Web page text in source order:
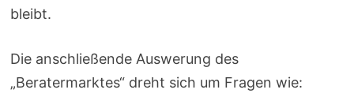
bleibt.
Die anschließende Auswerung des
„Beratermarktes“ dreht sich um Fragen wie: